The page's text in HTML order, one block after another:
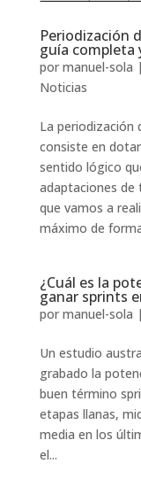
Periodización
guía completa
por manuel-sola |
Noticias
La periodización
consiste en
sentido lógico
adaptaciones
que vamos a
máximo de
¿Cuál es la
ganar sprints
por manuel-sola |
Un estudio
grabado la
buen término
etapas llanas,
media en los
el...